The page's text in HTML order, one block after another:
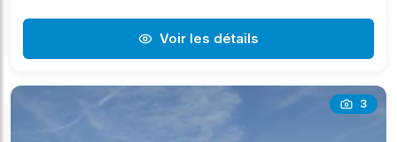
Voir les détails
3